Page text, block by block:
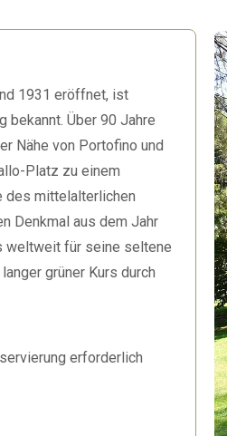
1931 eröffnet, ist
bekannt. Über 90 Jahre
Nähe von Portofino und
Platz zu einem
des mittelalterlichen
Denkmal aus dem Jahr
weltweit für seine seltene
grüner Kurs durch
erforderlich